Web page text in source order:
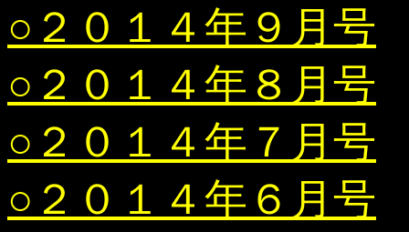
○２０１４年９月号
○２０１４年８月号
○２０１４年７月号
○２０１４年６月号